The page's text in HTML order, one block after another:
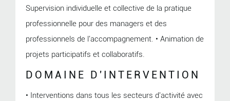
Supervision individuelle et collective de la pratique
professionnelle pour des managers et des
professionnels de l'accompagnement. • Animation de
projets participatifs et collaboratifs.
DOMAINE D'INTERVENTION
• Interventions dans tous les secteurs d'activité avec